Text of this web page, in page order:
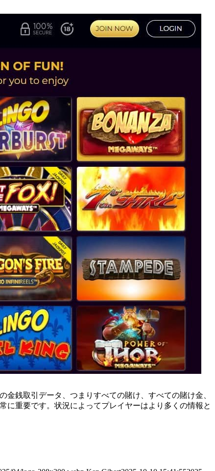
銭取引データ、つまりすべての賭け、すべての賭け金、
に重要です。状況によってプレイヤーはより多くの情報と